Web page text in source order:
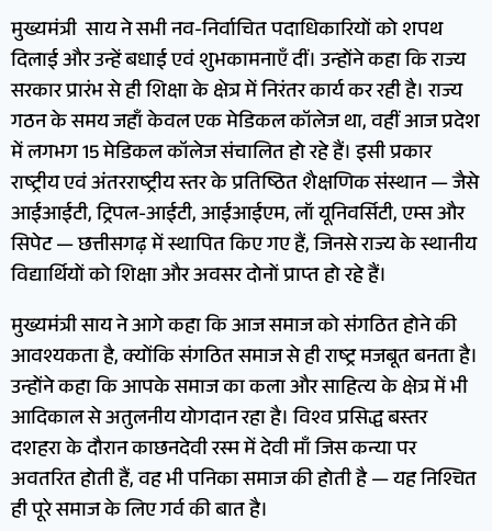
मुख्यमंत्री साय ने सभी नव-निर्वाचित पदाधिकारियों को शपथ
दिलाई और उन्हें बधाई एवं शुभकामनाएँ दीं। उन्होंने कहा कि राज्य
सरकार प्रारंभ से ही शिक्षा के क्षेत्र में निरंतर कार्य कर रही है। राज्य
गठन के समय जहाँ केवल एक मेडिकल कॉलेज था, वहीं आज प्रदेश
में लगभग 15 मेडिकल कॉलेज संचालित हो रहे हैं। इसी प्रकार
राष्ट्रीय एवं अंतरराष्ट्रीय स्तर के प्रतिष्ठित शैक्षणिक संस्थान — जैसे
आईआईटी, ट्रिपल-आईटी, आईआईएम, लॉ यूनिवर्सिटी, एम्स और
सिपेट — छत्तीसगढ़ में स्थापित किए गए हैं, जिनसे राज्य के स्थानीय
विद्यार्थियों को शिक्षा और अवसर दोनों प्राप्त हो रहे हैं।
मुख्यमंत्री साय ने आगे कहा कि आज समाज को संगठित होने की
आवश्यकता है, क्योंकि संगठित समाज से ही राष्ट्र मजबूत बनता है।
उन्होंने कहा कि आपके समाज का कला और साहित्य के क्षेत्र में भी
आदिकाल से अतुलनीय योगदान रहा है। विश्व प्रसिद्ध बस्तर
दशहरा के दौरान काछनदेवी रस्म में देवी माँ जिस कन्या पर
अवतरित होती हैं, वह भी पनिका समाज की होती है — यह निश्चित
ही पूरे समाज के लिए गर्व की बात है।